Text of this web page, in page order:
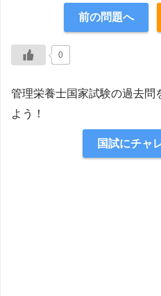
前の問題へ
0
管理栄養士国家試験の過去問
よう！
国試にチャ